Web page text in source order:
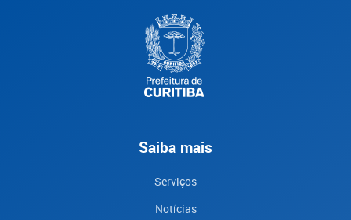
Saiba mais
Serviços
Notícias